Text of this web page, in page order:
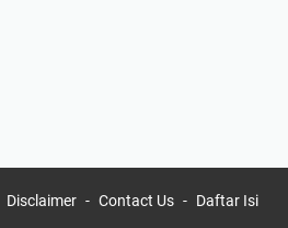
Disclaimer Contact Us Daftar Isi